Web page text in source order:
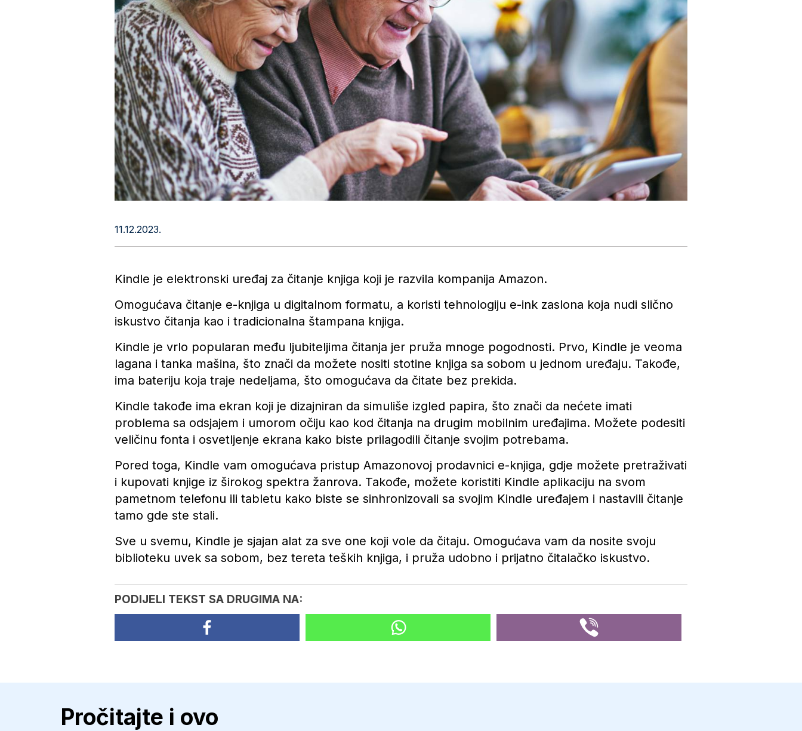
11.12.2023.
Kindle je elektronski uređaj za čitanje knjiga koji je razvila kompanija Amazon.
Omogućava čitanje e-knjiga u digitalnom formatu, a koristi tehnologiju e-ink zaslona koja nudi slično
iskustvo čitanja kao i tradicionalna štampana knjiga.
Kindle je vrlo popularan među ljubiteljima čitanja jer pruža mnoge pogodnosti. Prvo, Kindle je veoma
lagana i tanka mašina, što znači da možete nositi stotine knjiga sa sobom u jednom uređaju. Takođe,
ima bateriju koja traje nedeljama, što omogućava da čitate bez prekida.
Kindle takođe ima ekran koji je dizajniran da simuliše izgled papira, što znači da nećete imati
problema sa odsjajem i umorom očiju kao kod čitanja na drugim mobilnim uređajima. Možete podesiti
veličinu fonta i osvetljenje ekrana kako biste prilagodili čitanje svojim potrebama.
Pored toga, Kindle vam omogućava pristup Amazonovoj prodavnici e-knjiga, gdje možete pretraživati
i kupovati knjige iz širokog spektra žanrova. Takođe, možete koristiti Kindle aplikaciju na svom
pametnom telefonu ili tabletu kako biste se sinhronizovali sa svojim Kindle uređajem i nastavili čitanje
tamo gde ste stali.
Sve u svemu, Kindle je sjajan alat za sve one koji vole da čitaju. Omogućava vam da nosite svoju
biblioteku uvek sa sobom, bez tereta teških knjiga, i pruža udobno i prijatno čitalačko iskustvo.
PODIJELI TEKST SA DRUGIMA NA:
Pročitajte i ovo